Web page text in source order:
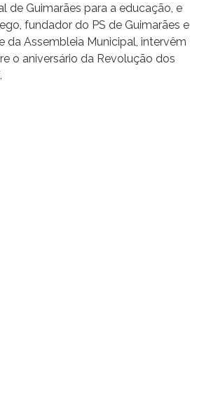
de Guimarães para a educação, e
fundador do PS de Guimarães e
da Assembleia Municipal, intervêm
o aniversário da Revolução dos